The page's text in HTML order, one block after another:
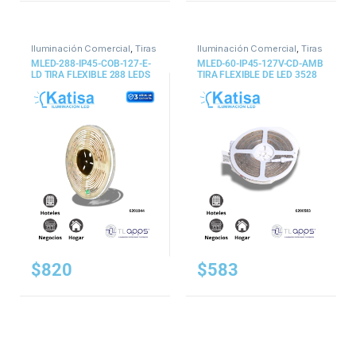
Iluminación Comercial, Tiras
y Mangueras
MLED-288-IP45-COB-127-E-
LD TIRA FLEXIBLE 288 LEDS
EXTERIOR LD
$820
Iluminación Comercial, Tiras
y Mangueras
MLED-60-IP45-127V-CD-AMB
TIRA FLEXIBLE DE LED 3528
$583